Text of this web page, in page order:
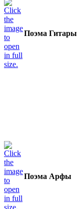
Поэма Гитары
Поэма Арфы